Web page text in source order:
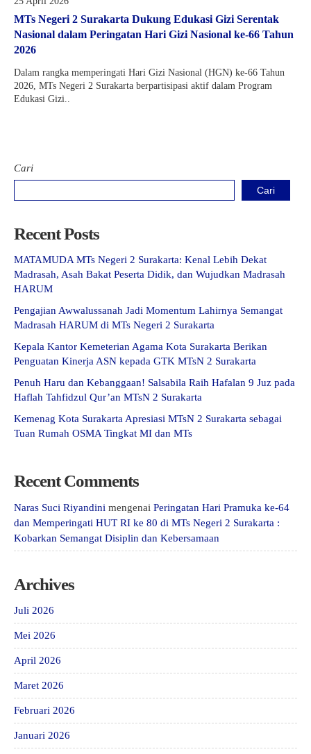
Kartu Tes PMBM
MTs Negeri 2 Surakarta Dukung Edukasi Gizi Serentak
Nasional dalam Peringatan Hari Gizi Nasional ke-66 Tahun
2026
Dalam rangka memperingati Hari Gizi Nasional (HGN) ke-66 Tahun
2026, MTs Negeri 2 Surakarta berpartisipasi aktif dalam Program
Edukasi Gizi..
Cari
Cari
Recent Posts
MATAMUDA MTs Negeri 2 Surakarta: Kenal Lebih Dekat
Madrasah, Asah Bakat Peserta Didik, dan Wujudkan Madrasah
HARUM
Pengajian Awwalussanah Jadi Momentum Lahirnya Semangat
Madrasah HARUM di MTs Negeri 2 Surakarta
Kepala Kantor Kemeterian Agama Kota Surakarta Berikan
Penguatan Kinerja ASN kepada GTK MTsN 2 Surakarta
Penuh Haru dan Kebanggaan! Salsabila Raih Hafalan 9 Juz pada
Haflah Tahfidzul Qur’an MTsN 2 Surakarta
Kemenag Kota Surakarta Apresiasi MTsN 2 Surakarta sebagai
Tuan Rumah OSMA Tingkat MI dan MTs
Recent Comments
Naras Suci Riyandini mengenai Peringatan Hari Pramuka ke-64
dan Memperingati HUT RI ke 80 di MTs Negeri 2 Surakarta :
Kobarkan Semangat Disiplin dan Kebersamaan
Archives
Juli 2026
Mei 2026
April 2026
Maret 2026
Februari 2026
Januari 2026